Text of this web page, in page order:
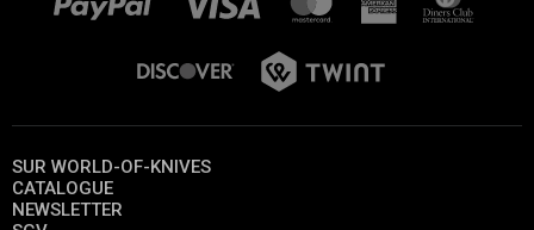
SUR WORLD-OF-KNIVES
CATALOGUE
NEWSLETTER